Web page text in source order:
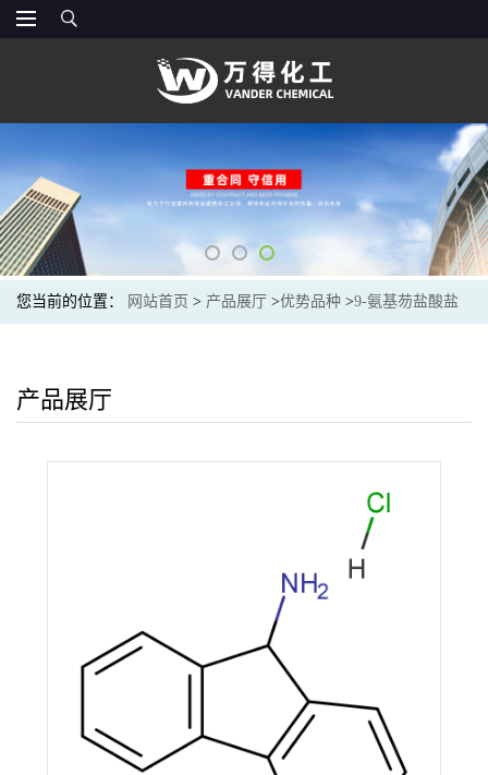
您当前的位置： 网站首页 > 产品展厅 >优势品种 >9-氨基芴盐酸盐
产品展厅